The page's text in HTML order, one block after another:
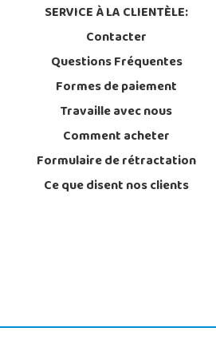
SERVICE À LA CLIENTÈLE:
Contacter
Questions Fréquentes
Formes de paiement
Travaille avec nous
Comment acheter
Formulaire de rétractation
Ce que disent nos clients